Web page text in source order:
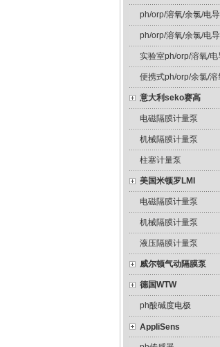
ph/orp/溶氧/余氯/电
ph/orp/溶氧/余氯/电
实验室ph/orp/溶氧/电
便携式ph/orp/余氯/溶
意大利seko赛高
电磁隔膜计量泵
机械隔膜计量泵
柱塞计量泵
美国米顿罗LMI
电磁隔膜计量泵
机械隔膜计量泵
液压隔膜计量泵
威尔顿气动隔膜泵
德国WTW
ph酸碱度电极
AppliSens